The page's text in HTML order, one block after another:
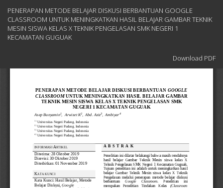
Article
Details
PENERAPAN METODE BELAJAR DISKUSI BERBANTUAN GOOGLE
CLASSROOM UNTUK MENINGKATKAN HASIL BELAJAR GAMBAR TEKNIK
MESIN SISWA KELAS X TEKNIK PENGELASAN SMK NEGERI 1
KECAMATAN GUGUAK
Download
Download PDF